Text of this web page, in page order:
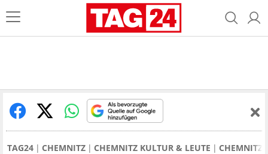
TAG24 CHEMNITZ CHEMNITZ KULTUR & LEUTE CHEMNITZ: